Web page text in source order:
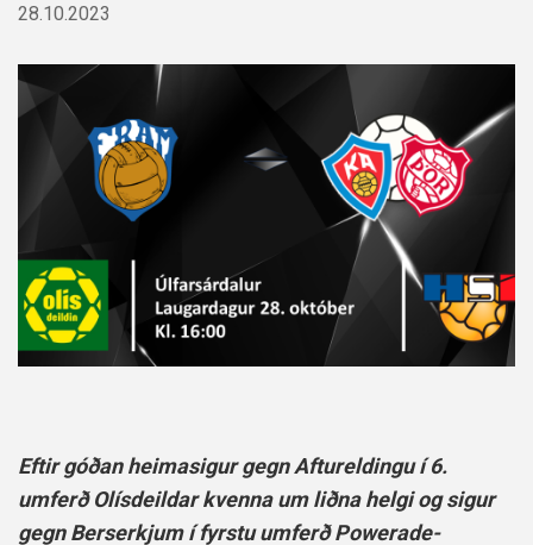
28.10.2023
Eftir góðan heimasigur gegn Aftureldingu í 6.
umferð Olísdeildar kvenna um liðna helgi og sigur
gegn Berserkjum í fyrstu umferð Powerade-